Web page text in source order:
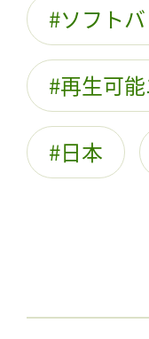
ソフト
再生可
日本